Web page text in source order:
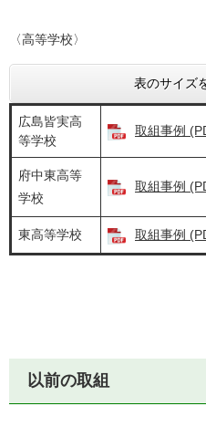
〈高等学校〉
表のサイズ
広島皆実高
等学校
取組事例
府中東高等
学校
取組事例
東高等学校 取組事例
以前の取組